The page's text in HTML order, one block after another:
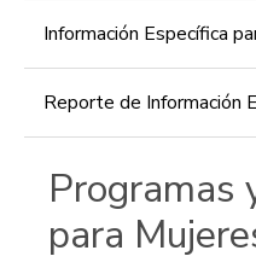
Información Específica
Reporte de Información
Programas
para